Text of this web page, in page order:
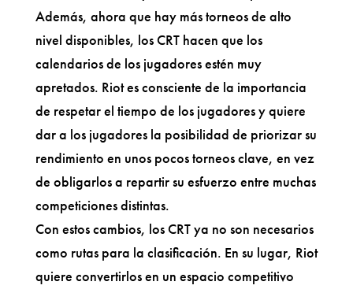
Además, ahora que hay más torneos de alto
nivel disponibles, los CRT hacen que los
calendarios de los jugadores estén muy
apretados. Riot es consciente de la importancia
de respetar el tiempo de los jugadores y quiere
dar a los jugadores la posibilidad de priorizar su
rendimiento en unos pocos torneos clave, en vez
de obligarlos a repartir su esfuerzo entre muchas
competiciones distintas.
Con estos cambios, los CRT ya no son necesarios
como rutas para la clasificación. En su lugar, Riot
quiere convertirlos en un espacio competitivo